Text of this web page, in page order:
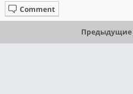
Comment
Предыдущие